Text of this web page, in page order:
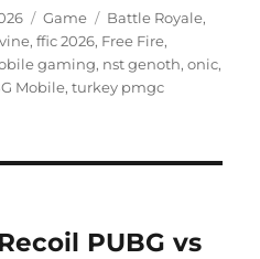
Categories
Game Tags
Battle Royale,
,ffic 2026, Free Fire,
gaming, nst genoth,onic,
Mobile,turkey pmgc
PUBG vs